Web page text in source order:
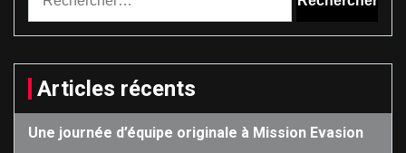
Articles récents
Une journée d’équipe originale à Mission Evasion